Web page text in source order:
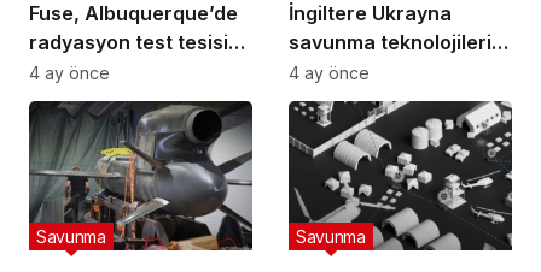
Fuse, Albuquerque’de
radyasyon test tesisi
kuruyor
4 ay önce
İngiltere Ukrayna
savunma teknolojilerini
entegre edecek
4 ay önce
Savunma Savunma